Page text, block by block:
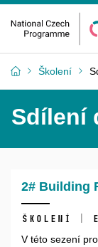
Školení
Sdílení
2# Building
Školení |
V této sezení